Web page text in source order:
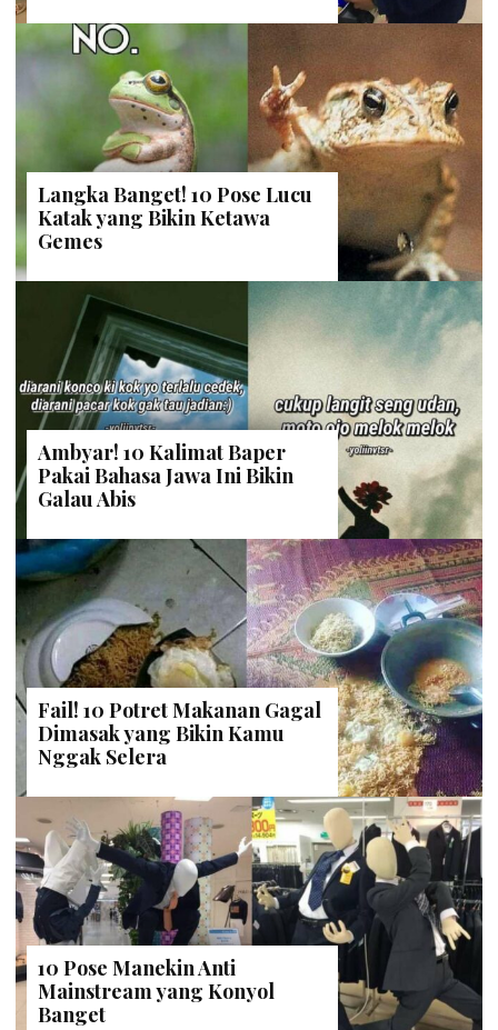
Langka Banget! 10 Pose Lucu
Katak yang Bikin Ketawa
Gemes
Ambyar! 10 Kalimat Baper
Pakai Bahasa Jawa Ini Bikin
Galau Abis
Fail! 10 Potret Makanan Gagal
Dimasak yang Bikin Kamu
Nggak Selera
10 Pose Manekin Anti
Mainstream yang Konyol
Banget